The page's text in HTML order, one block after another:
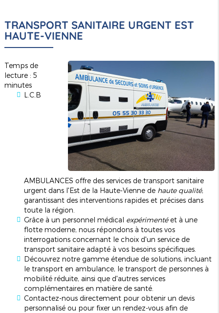
TRANSPORT SANITAIRE URGENT EST
HAUTE-VIENNE
Temps de
lecture : 5
minutes
L.C.B
AMBULANCES offre des services de transport sanitaire
urgent dans l'Est de la Haute-Vienne de haute qualité,
garantissant des interventions rapides et précises dans
toute la région.
Grâce à un personnel médical expérimentéet à une
flotte moderne, nous répondons à toutes vos
interrogations concernant le choix d'un service de
transport sanitaire adapté à vos besoins spécifiques.
Découvrez notre gamme étendue de solutions, incluant
le transport en ambulance, le transport de personnes à
mobilité réduite, ainsi que d'autres services
complémentaires en matière de santé.
Contactez-nous directement pour obtenir un devis
personnalisé ou pour fixer un rendez-vous afin de